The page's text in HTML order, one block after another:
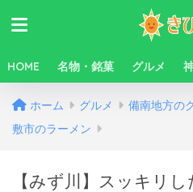
HOME 名物・銘菓 グルメ
ホーム グルメ 備南地方の
敷市のラーメン
【みず川】スッキリ